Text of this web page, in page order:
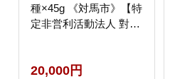
種×45g 《対馬市》【特
定非営利活動法人 對馬
チミツ 蜂蜜 国産 長崎
20,000円